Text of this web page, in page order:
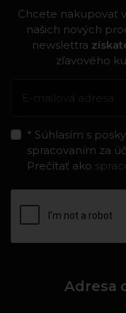
Chcete nakupovať
našich nových
newslettra
zľavového
* Súhlasím s
spracovaním za
Prečítať ako
Adresa